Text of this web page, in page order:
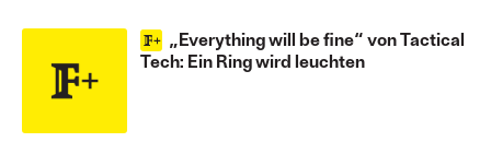
„Everything will be fine“ von Tactical
Tech: Ein Ring wird leuchten